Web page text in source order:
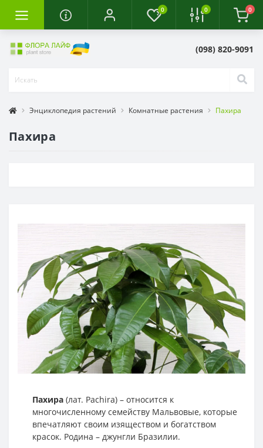
0 0 0
(098) 820-9091
Энциклопедия растений Комнатные растения Пахира
Пахира
Пахира (лат. Pachira) – относится к
многочисленному семейству Мальвовые, которые
впечатляют своим изяществом и богатством
красок. Родина – джунгли Бразилии.